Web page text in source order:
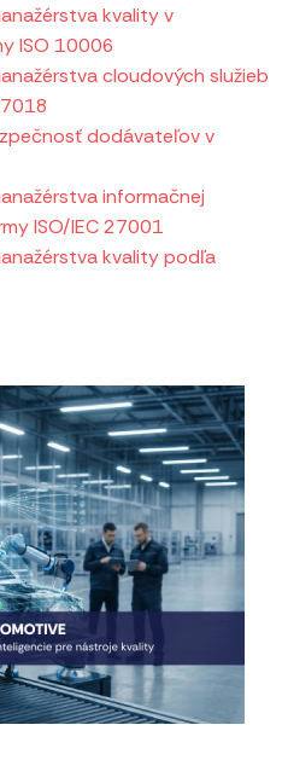
kvality v
ISO 10006
cloudových služieb
dodávateľov v
informačnej
ISO/IEC 27001
kvality podľa